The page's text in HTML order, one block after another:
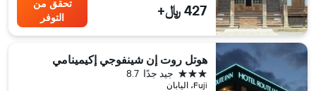
427 ﷼+
تحقق من
التوفر
هوتل روت إن شينفوجي إكيمينامي
Fuji، اليابان
8.7 جيد جدًا 3 نجوم